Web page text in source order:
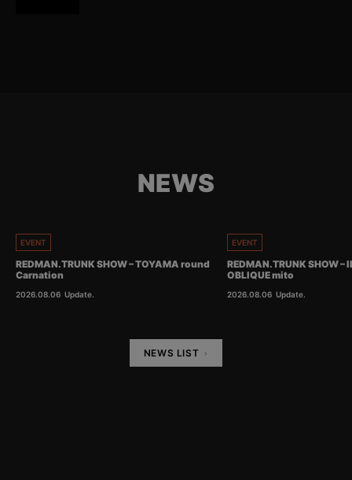
NEWS
EVENT
REDMAN.TRUNK SHOW – TOYAMA round
Carnation
2026.08.06 Update.
EVENT
REDMAN.TRUNK SHOW
OBLIQUE mito
2026.08.06 Update.
NEWS LIST